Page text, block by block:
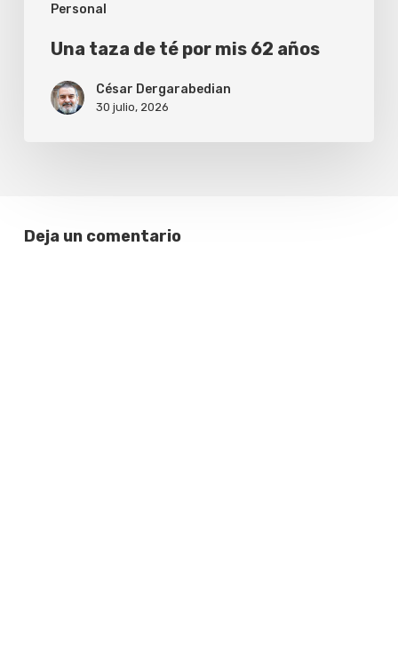
Personal
Una taza de té por mis 62 años
César Dergarabedian
30 julio, 2026
Deja un comentario